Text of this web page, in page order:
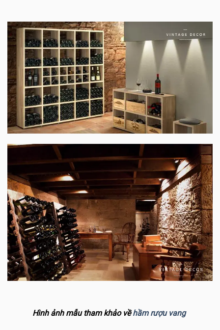
Hình ảnh mẫu tham khảo vềhầm rượu vang